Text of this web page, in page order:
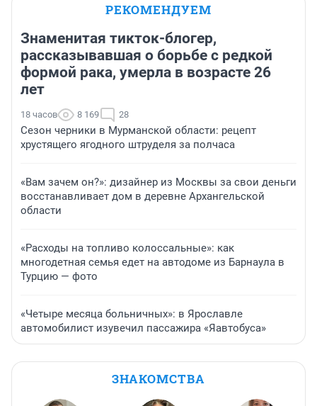
РЕКОМЕНДУЕМ
Знаменитая тикток-блогер,
рассказывавшая о борьбе с редкой
формой рака, умерла в возрасте 26
лет
18 часов 8 169 28
Сезон черники в Мурманской области: рецепт
хрустящего ягодного штруделя за полчаса
«Вам зачем он?»: дизайнер из Москвы за свои деньги
восстанавливает дом в деревне Архангельской
области
«Расходы на топливо колоссальные»: как
многодетная семья едет на автодоме из Барнаула в
Турцию — фото
«Четыре месяца больничных»: в Ярославле
автомобилист изувечил пассажира «Яавтобуса»
ЗНАКОМСТВА